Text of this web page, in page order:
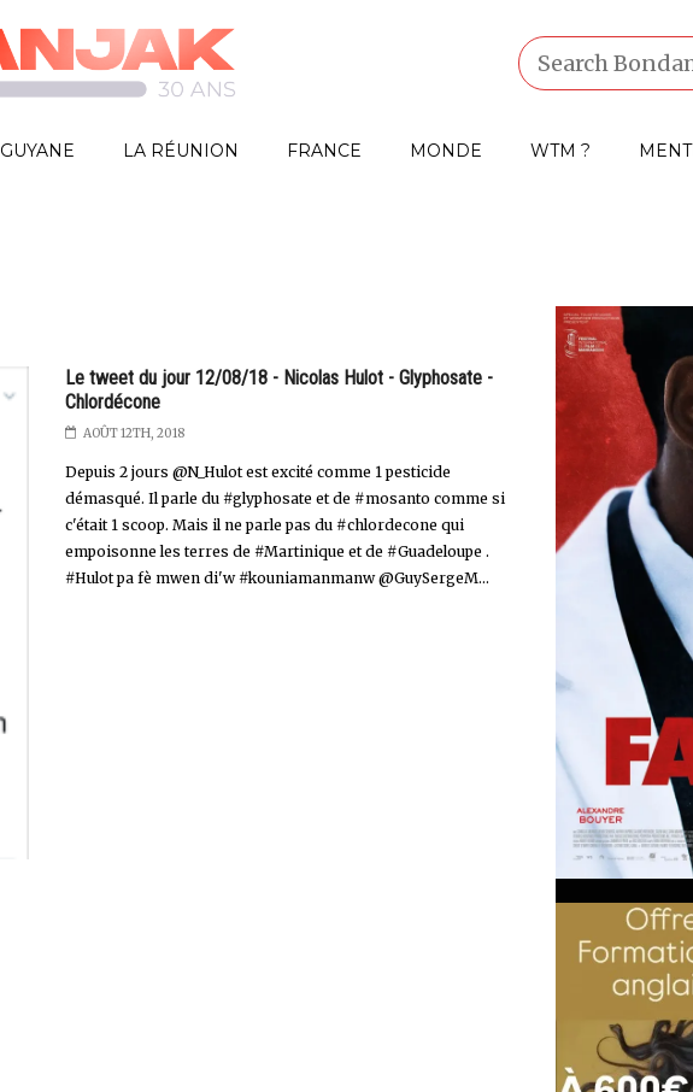
GUYANE LA RÉUNION FRANCE MONDE WTM ?
Le tweet du jour 12/08/18 - Nicolas Hulot - Glyphosate -
Chlordécone
AOÛT 12TH, 2018
Depuis 2 jours @N_Hulot est excité comme 1 pesticide
démasqué. Il parle du #glyphosate et de #mosanto comme si
c'était 1 scoop. Mais il ne parle pas du #chlordecone qui
empoisonne les terres de #Martinique et de #Guadeloupe .
#Hulot pa fè mwen di'w #kouniamanmanw @GuySergeM...